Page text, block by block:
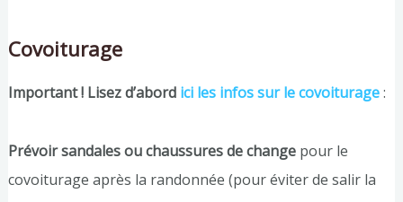
Covoiturage
Important ! Lisez d’abord ici les infos sur le covoiturage:
Prévoir sandales ou chaussures de change pour le
covoiturage après la randonnée (pour éviter de salir la